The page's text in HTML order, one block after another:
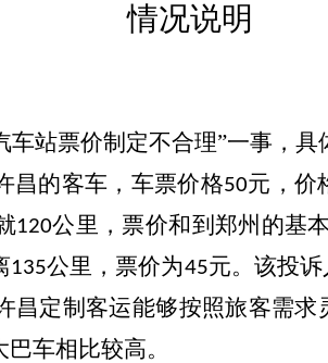
情况说明
车站票价制定不合理”一事，具
昌的客车，车票价格50元，价
120公里，票价和到郑州的基
135公里，票价为45元。该投
昌定制客运能够按照旅客需求
车相比较高。